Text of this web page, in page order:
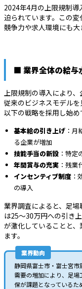
2024年4月の上限規制
迫られています。この
競争力や求人環境にも大
■ 業界全体の給与
上限規制の導入により
従来のビジネスモデル
以下の戦略を採用し始め
基本給の引き上げ ：
る企業が増加
技能手当の新設 ：特
年間賞与の充実 ：残
インセンティブ制度 ：
の導入
業界調査によると、足
は25～30万円への引き
が激化していることと
ます。
業界動向
静岡県富士市・富士宮
需要の増加により、足場
保が課題となっているた